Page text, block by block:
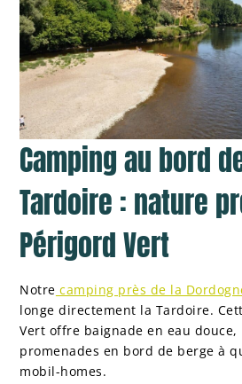
Camping au bord
Tardoire : nature
Périgord Vert
Notre camping près de la
longe directement la Tardoire.
Vert offre baignade en eau douce,
promenades en bord de berge à
mobil-homes.